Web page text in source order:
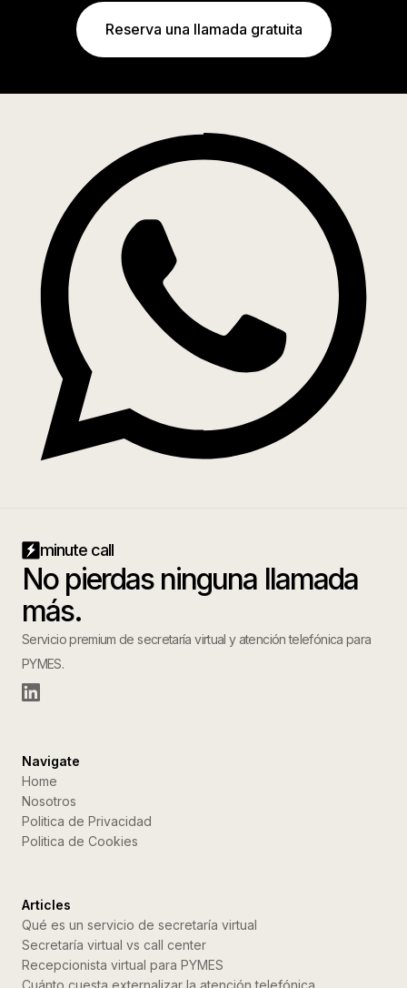
Reserva una llamada gratuita
minute call
No pierdas ninguna llamada
más.
Servicio premium de secretaría virtual y atención telefónica para
PYMES.
Navigate
Home
Nosotros
Politica de Privacidad
Politica de Cookies
Articles
Qué es un servicio de secretaría virtual
Secretaría virtual vs call center
Recepcionista virtual para PYMES
Cuánto cuesta externalizar la atención telefónica